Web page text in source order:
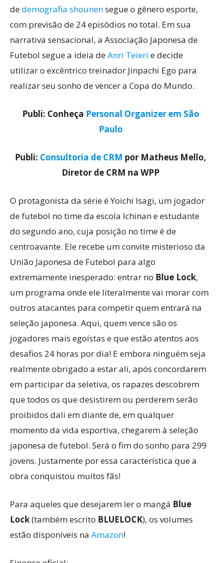
dedemografia shounensegue o gênero esporte,
com previsão de 24 episódios no total. Em sua
narrativa sensacional, a Associação Japonesa de
Futebol segue a ideia deAnri Teieri e decide
utilizar o excêntrico treinador Jinpachi Ego para
realizar seu sonho de vencer a Copa do Mundo.
Publi: Conheça Personal Organizer em São
Paulo
Publi: Consultoria de CRM por Matheus Mello,
Diretor de CRM na WPP
O protagonista da série é Yoichi Isagi, um jogador
de futebol no time da escola Ichinan e estudante
do segundo ano, cuja posição no time é de
centroavante. Ele recebe um convite misterioso da
União Japonesa de Futebol para algo
extremamente inesperado: entrar no Blue Lock,
um programa onde ele literalmente vai morar com
outros atacantes para competir quem entrará na
seleção japonesa. Aqui, quem vence são os
jogadores mais egoístas e que estão atentos aos
desafios 24 horas por dia! E embora ninguém seja
realmente obrigado a estar ali, após concordarem
em participar da seletiva, os rapazes descobrem
que todos os que desistirem ou perderem serão
proibidos dali em diante de, em qualquer
momento da vida esportiva, chegarem à seleção
japonesa de futebol. Será o fim do sonho para 299
jovens. Justamente por essa característica que a
obra conquistou muitos fãs!
Para aqueles que desejarem ler o mangá Blue
Lock(também escrito BLUELOCK), os volumes
estão disponíveis na Amazon!